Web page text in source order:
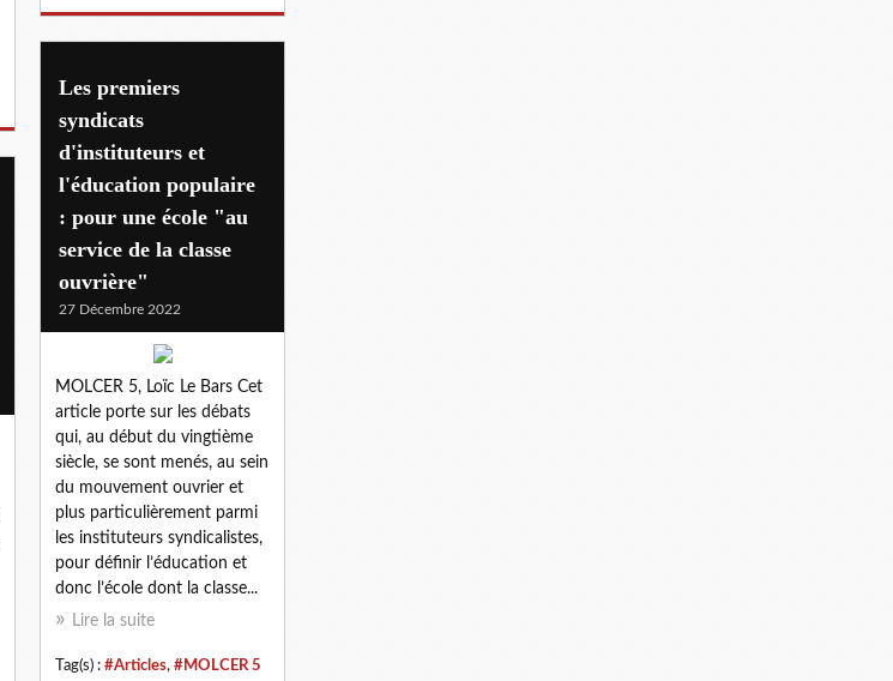
Les premiers
syndicats
d'instituteurs et
l'éducation populaire
: pour une école "au
service de la classe
ouvrière"
27 Décembre 2022
MOLCER 5, Loïc Le Bars Cet
article porte sur les débats
qui, au début du vingtième
siècle, se sont menés, au sein
du mouvement ouvrier et
plus particulièrement parmi
les instituteurs syndicalistes,
pour définir l’éducation et
donc l’école dont la classe...
Lire la suite
Tag(s) : #Articles, #MOLCER 5